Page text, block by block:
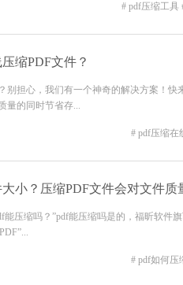
# pdf压缩工具
缩PDF文件？
担心，我们有一个神奇的解决方案！快
量的同时节省存...
# pdf压缩在
小？压缩PDF文件会对文件质
压缩吗？”pdf能压缩吗是的，福昕软件旗
# pdf如何压